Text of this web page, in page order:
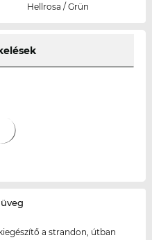
Hellrosa / Grün
a strandon, útban